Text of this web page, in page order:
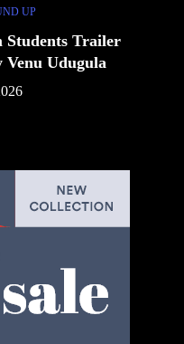
UP
Students Trailer
Venu Udugula